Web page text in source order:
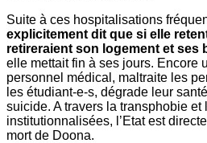
Suite à ces hospitalisations
explicitement dit que si elle
retireraient son logement et ses
elle mettait fin à ses jours. Encore
personnel médical, maltraite les
les étudiant-e-s, dégrade leur
suicide. A travers la transphobie
institutionnalisées, l’Etat est
mort de Doona.